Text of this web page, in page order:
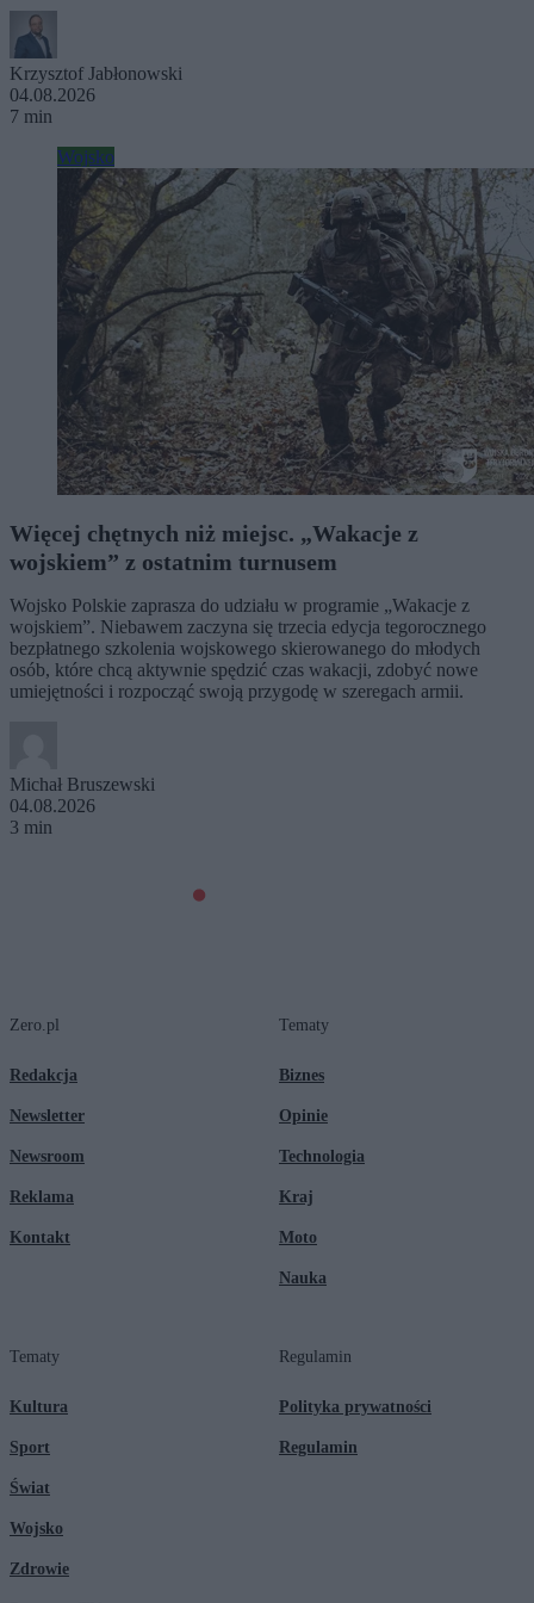
Krzysztof Jabłonowski
04.08.2026
7 min
Wojsko
Więcej chętnych niż miejsc. „Wakacje z
wojskiem” z ostatnim turnusem
Wojsko Polskie zaprasza do udziału w programie „Wakacje z
wojskiem”. Niebawem zaczyna się trzecia edycja tegorocznego
bezpłatnego szkolenia wojskowego skierowanego do młodych
osób, które chcą aktywnie spędzić czas wakacji, zdobyć nowe
umiejętności i rozpocząć swoją przygodę w szeregach armii.
Michał Bruszewski
04.08.2026
3 min
Zero.pl
Redakcja
Newsletter
Newsroom
Reklama
Kontakt
Tematy
Biznes
Opinie
Technologia
Kraj
Moto
Nauka
Tematy
Kultura
Sport
Świat
Wojsko
Zdrowie
Regulamin
Polityka prywatności
Regulamin